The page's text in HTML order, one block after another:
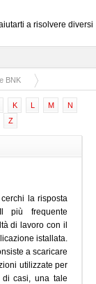
a risolvere diversi
BNK
K L M
N
Z
la risposta
più frequente
di lavoro con il
istallata.
a scaricare
utilizzate per
casi, una tale